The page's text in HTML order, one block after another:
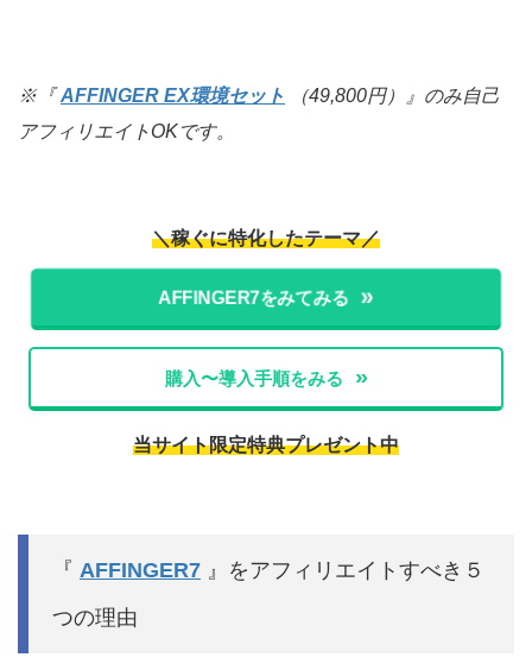
※『AFFINGER EX環境セット
（49,800円）』のみ自己
アフィリエイトOKです。
＼稼ぐに特化したテーマ／
AFFINGER7をみてみる
購入〜導入手順をみる
当サイト限定特典プレゼント中
『 AFFINGER7 』をアフィリエイトすべき５
つの理由